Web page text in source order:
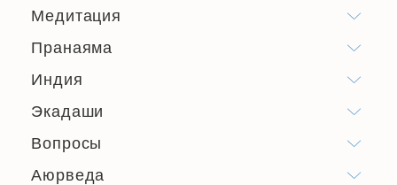
Медитация
Пранаяма
Индия
Экадаши
Вопросы
Аюрведа